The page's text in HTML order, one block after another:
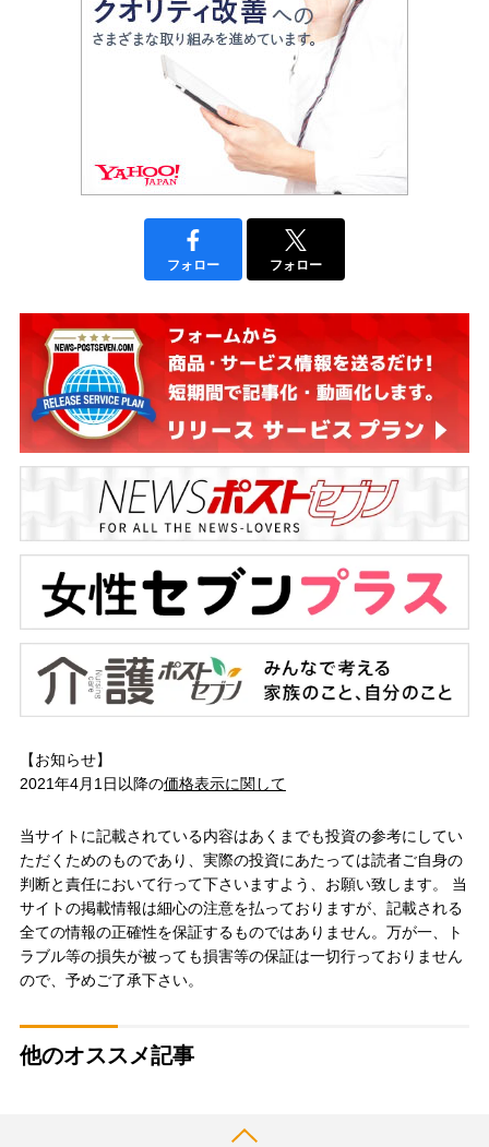
フォロー フォロー
【お知らせ】
2021年4月1日以降の価格表示に関して
当サイトに記載されている内容はあくまでも投資の参考にしてい
ただくためのものであり、実際の投資にあたっては読者ご自身の
判断と責任において行って下さいますよう、お願い致します。 当
サイトの掲載情報は細心の注意を払っておりますが、記載される
全ての情報の正確性を保証するものではありません。万が一、ト
ラブル等の損失が被っても損害等の保証は一切行っておりません
ので、予めご了承下さい。
他のオススメ記事